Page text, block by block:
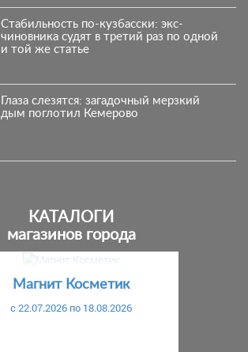
Стабильность по-кузбасски: экс-
чиновника судят в третий раз по одной
и той же статье
Глаза слезятся: загадочный мерзкий
дым поглотил Кемерово
КАТАЛОГИ
магазинов города
Магнит Косметик
c 22.07.2026 по 18.08.2026